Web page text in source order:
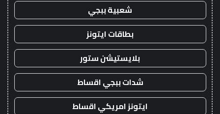
شعبية ببجي
بطاقات ايتونز
بلايستيشن ستور
شدات ببجي اقساط
ايتونز امريكي اقساط